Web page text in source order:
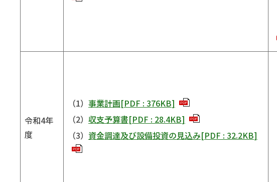
令和4年
度
（1） 事業計画[PDF : 376KB] PDF
（2） 収支予算書[PDF : 28.4KB] PDF
（3） 資金調達及び設備投資の見込み[PDF : 32.2KB]
PDF